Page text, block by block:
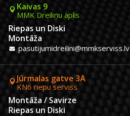
Kaivas 9
MMK Dreiliņu aplis
Riepas un Diski
Montāža
pasutijumidreilini@mmkserviss.lv
Jūrmalas gatve 3A
KN6 riepu serviss
Montāža / Savirze
Riepas un Diski